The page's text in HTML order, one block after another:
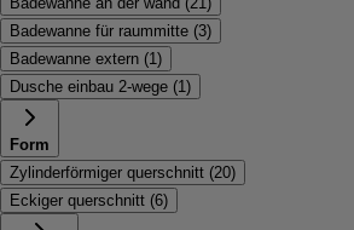
Badewanne für raummitte (3)
Badewanne extern (1 )
Dusche einbau 2-wege (1 )
Form
Zylinderförmiger querschnitt (20)
Eckiger querschnitt (6)